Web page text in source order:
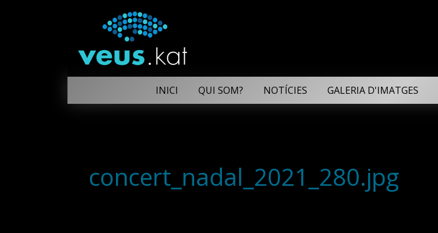
INICI QUI SOM? NOTÍCIES GALERIA D'IMATGES
concert_nadal_2021_280.jpg